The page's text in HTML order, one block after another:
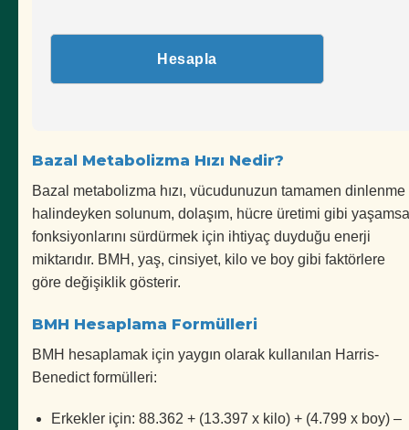
Hesapla
Bazal Metabolizma Hızı Nedir?
Bazal metabolizma hızı, vücudunuzun tamamen dinlenme
halindeyken solunum, dolaşım, hücre üretimi gibi
fonksiyonlarını sürdürmek için ihtiyaç duyduğu enerji
miktarıdır. BMH, yaş, cinsiyet, kilo ve boy gibi faktörlere
göre değişiklik gösterir.
BMH Hesaplama Formülleri
BMH hesaplamak için yaygın olarak kullanılan Harris-
Benedict formülleri:
Erkekler için: 88.362 + (13.397 x kilo) + (4.799 x boy) –